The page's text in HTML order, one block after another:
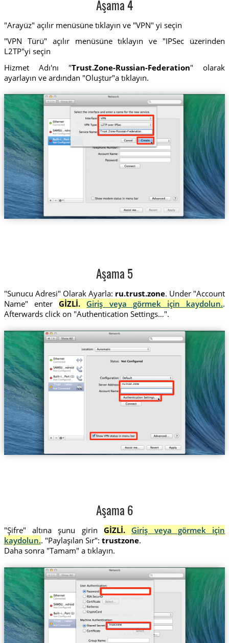
Aşama 4
"Arayüz" açılır menüsüne tıklayın ve "VPN" yi seçin
"VPN Türü" açılır menüsüne tıklayın ve "IPSec üzerinden
L2TP"yi seçin
Hizmet Adı'nı "Trust.Zone-Russian-Federation" olarak
ayarlayın ve ardından "Oluştur"a tıklayın.
Trust.Zone-Russian-Federation
Aşama 5
"Sunucu Adresi" Olarak Ayarla: ru.trust.zone. Under "Account
Name" enterGİZLİ. Giriş veya görmek için kaydolun..
Afterwards click on "Authentication Settings…".
Trust....ration ru.trust.zone
Aşama 6
"Şifre" altına şunu girin GİZLİ. Giriş veya görmek için
kaydolun.. "Paylaşılan Sır": trustzone.
Daha sonra "Tamam" a tıklayın.
Trust....ration
trustzone